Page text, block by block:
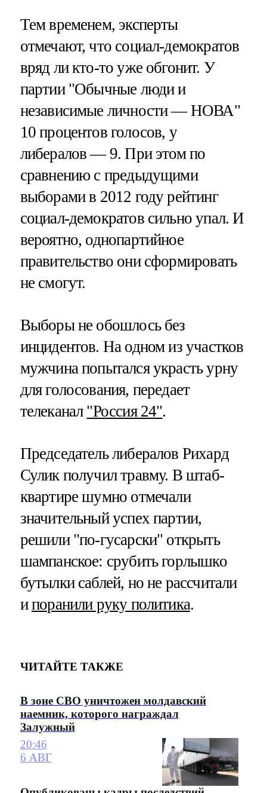
Тем временем, эксперты
отмечают, что социал-демократов
вряд ли кто-то уже обгонит. У
партии "Обычные люди и
независимые личности — НОВА"
10 процентов голосов, у
либералов — 9. При этом по
сравнению с предыдущими
выборами в 2012 году рейтинг
социал-демократов сильно упал. И
вероятно, однопартийное
правительство они сформировать
не смогут.
Выборы не обошлось без
инцидентов. На одном из участков
мужчина попытался украсть урну
для голосования, передает
телеканал "Россия 24".
Председатель либералов Рихард
Сулик получил травму. В штаб-
квартире шумно отмечали
значительный успех партии,
решили "по-гусарски" открыть
шампанское: срубить горлышко
бутылки саблей, но не рассчитали
ипоранили руку политика.
ЧИТАЙТЕ ТАКЖЕ
В зоне СВО уничтожен молдавский
наемник, которого награждал
Залужный
20:46
6 АВГ